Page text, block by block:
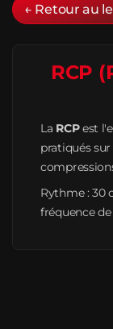
← Retour au
RCP
La RCPest
pratiqués
Rythme : 30
fréquence